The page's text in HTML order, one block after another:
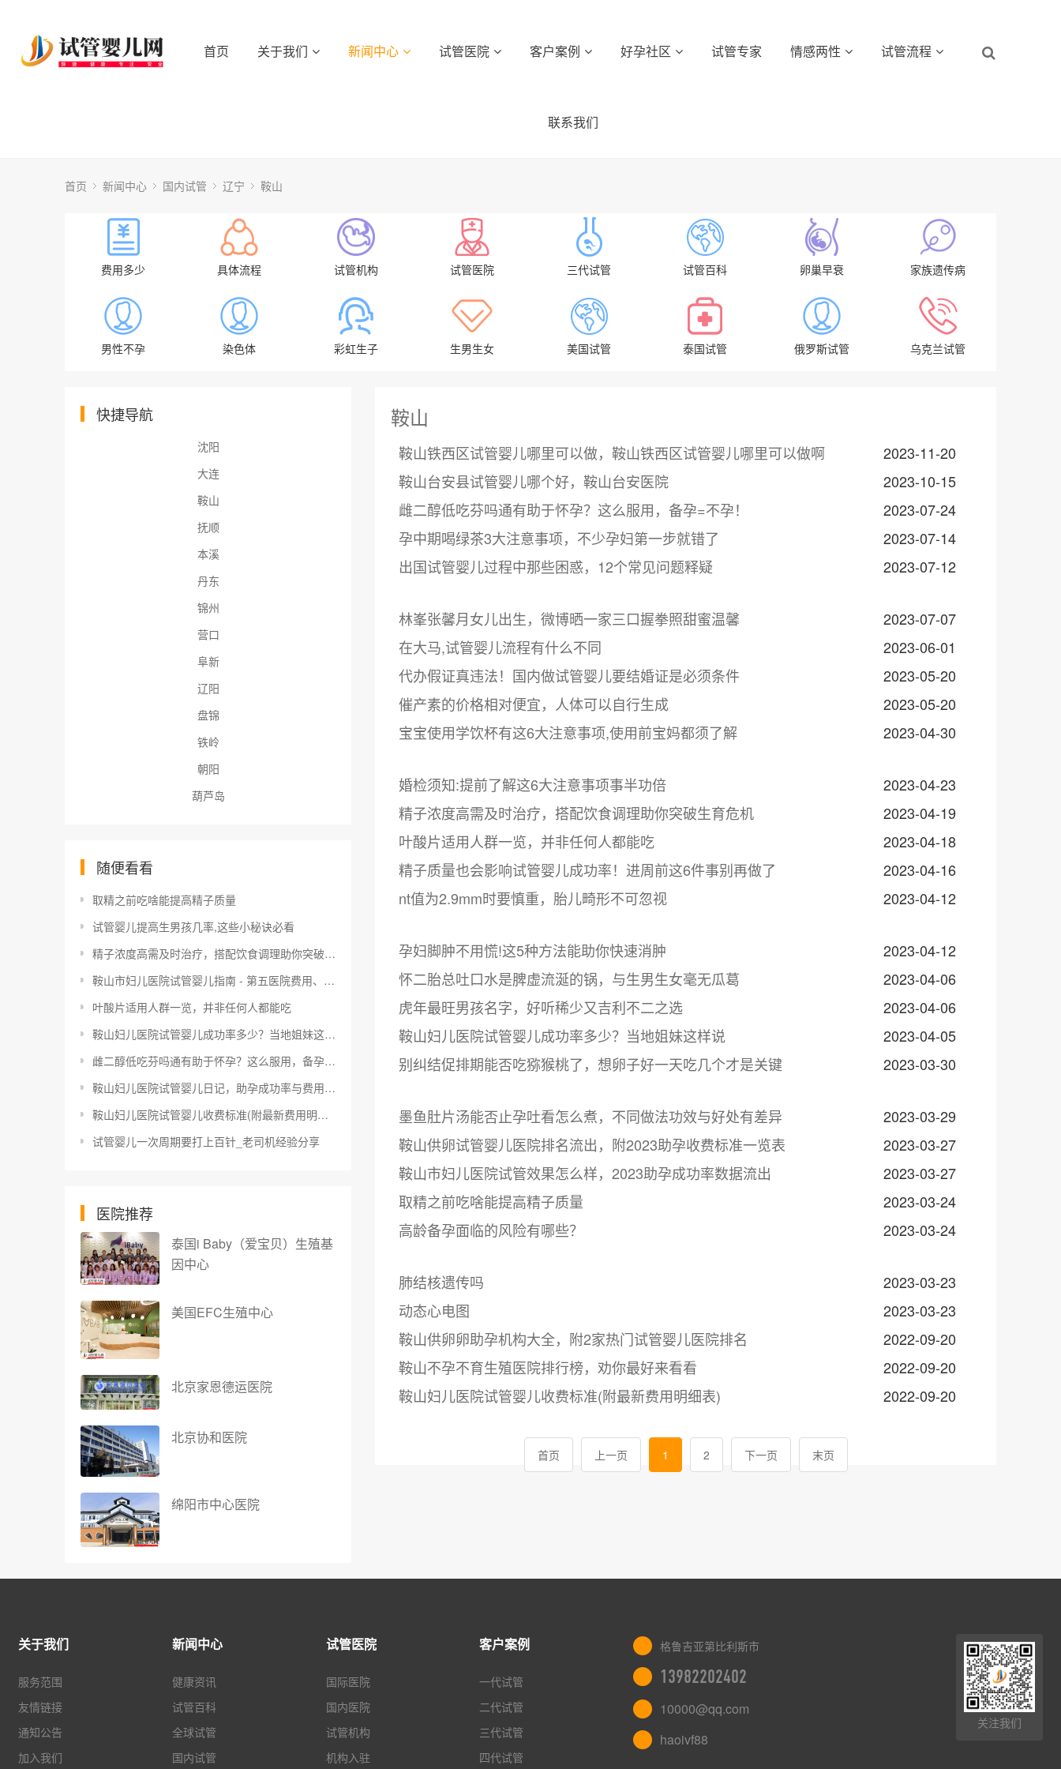
首页 关于我们 新闻中心 试管医院 客户案例 好孕社区 试管专家 情感两性 试管流程
联系我们
首页 新闻中心 国内试管 辽宁 鞍山
费用多少 具体流程 试管机构 试管医院 三代试管 试管百科 卵巢早衰 家族遗传病
男性不孕 染色体 彩虹生子 生男生女 美国试管 泰国试管 俄罗斯试管 乌克兰试管
快捷导航
沈阳
大连
鞍山
抚顺
本溪
丹东
锦州
营口
阜新
辽阳
盘锦
铁岭
朝阳
葫芦岛
随便看看
取精之前吃啥能提高精子质量
试管婴儿提高生男孩几率,这些小秘诀必看
精子浓度高需及时治疗，搭配饮食调理助你突破生育危机
鞍山市妇儿医院试管婴儿指南 - 第五医院费用、成功率
叶酸片适用人群一览，并非任何人都能吃
鞍山妇儿医院试管婴儿成功率多少？当地姐妹这样说
雌二醇低吃芬吗通有助于怀孕？这么服用，备孕=不孕！
鞍山妇儿医院试管婴儿日记，助孕成功率与费用估算
鞍山妇儿医院试管婴儿收费标准(附最新费用明细表)
试管婴儿一次周期要打上百针_老司机经验分享
医院推荐
泰国i Baby（爱宝贝）生殖基
因中心
美国EFC生殖中心
北京家恩德运医院
北京协和医院
绵阳市中心医院
鞍山
鞍山铁西区试管婴儿哪里可以做，鞍山铁西区试管婴儿哪里可以做啊
2023-11-20
鞍山台安县试管婴儿哪个好，鞍山台安医院
2023-10-15
雌二醇低吃芬吗通有助于怀孕？这么服用，备孕=不孕！
2023-07-24
孕中期喝绿茶3大注意事项，不少孕妇第一步就错了
2023-07-14
出国试管婴儿过程中那些困惑，12个常见问题释疑
2023-07-12
林峯张馨月女儿出生，微博晒一家三口握拳照甜蜜温馨
2023-07-07
在大马,试管婴儿流程有什么不同
2023-06-01
代办假证真违法！国内做试管婴儿要结婚证是必须条件
2023-05-20
催产素的价格相对便宜，人体可以自行生成
2023-05-20
宝宝使用学饮杯有这6大注意事项,使用前宝妈都须了解
2023-04-30
婚检须知:提前了解这6大注意事项事半功倍
2023-04-23
精子浓度高需及时治疗，搭配饮食调理助你突破生育危机
2023-04-19
叶酸片适用人群一览，并非任何人都能吃
2023-04-18
精子质量也会影响试管婴儿成功率！进周前这6件事别再做了
2023-04-16
nt值为2.9mm时要慎重，胎儿畸形不可忽视
2023-04-12
孕妇脚肿不用慌!这5种方法能助你快速消肿
2023-04-12
怀二胎总吐口水是脾虚流涎的锅，与生男生女毫无瓜葛
2023-04-06
虎年最旺男孩名字，好听稀少又吉利不二之选
2023-04-06
鞍山妇儿医院试管婴儿成功率多少？当地姐妹这样说
2023-04-05
别纠结促排期能否吃猕猴桃了，想卵子好一天吃几个才是关键
2023-03-30
墨鱼肚片汤能否止孕吐看怎么煮，不同做法功效与好处有差异
2023-03-29
鞍山供卵试管婴儿医院排名流出，附2023助孕收费标准一览表
2023-03-27
鞍山市妇儿医院试管效果怎么样，2023助孕成功率数据流出
2023-03-27
取精之前吃啥能提高精子质量
2023-03-24
高龄备孕面临的风险有哪些？
2023-03-24
肺结核遗传吗
2023-03-23
动态心电图
2023-03-23
鞍山供卵卵助孕机构大全，附2家热门试管婴儿医院排名
2022-09-20
鞍山不孕不育生殖医院排行榜，劝你最好来看看
2022-09-20
鞍山妇儿医院试管婴儿收费标准(附最新费用明细表)
2022-09-20
首页 上一页 1 2 下一页 末页
关于我们
服务范围
友情链接
通知公告
加入我们
新闻中心
健康资讯
试管百科
全球试管
国内试管
试管医院
国际医院
国内医院
试管机构
机构入驻
客户案例
一代试管
二代试管
三代试管
四代试管
格鲁吉亚第比利斯市
13982202402
10000@qq.com
haoivf88
关注我们